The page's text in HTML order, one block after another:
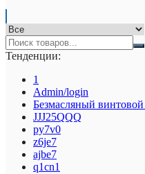
Тенденции:
1
Admin/login
Безмасляный
JJJ25QQQ
py7v0
z6je7
ajbe7
q1cn1